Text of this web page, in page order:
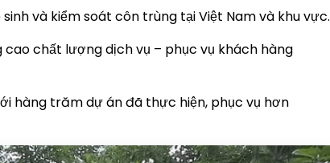
và kiểm soát côn trùng tại Việt Nam và khu vực.
cao chất lượng dịch vụ – phục vụ khách hàng
hàng trăm dự án đã thực hiện, phục vụ hơn